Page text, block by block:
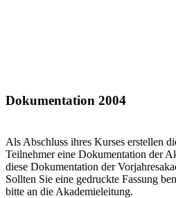
Dokumentation 2004
Als Abschluss ihres Kurses erstellen
Teilnehmer eine Dokumentation der
diese Dokumentation der
Sollten Sie eine gedruckte Fassung
bitte an die Akademieleitung.